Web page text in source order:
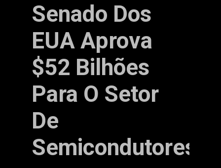
Senado Dos
EUA Aprova
$52 Bilhões
Para O Setor
De
Semicondutores